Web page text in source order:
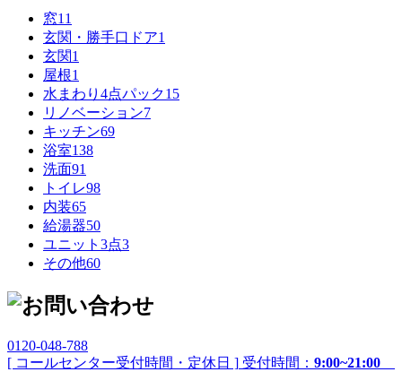
窓11
玄関・勝手口ドア1
玄関1
屋根1
水まわり4点パック15
リノベーション7
キッチン69
浴室138
洗面91
トイレ98
内装65
給湯器50
ユニット3点3
その他60
0120-048-788
[ コールセンター受付時間・定休日 ] 受付時間： 9:00~21:00